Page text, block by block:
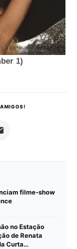
filme-show
no Estação
de Renata
Curta